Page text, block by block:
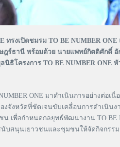
เปิดชมรม TO BE NUMBER ONE
ร์ธานี พร้อมด้วย นายแพทย์กิตติศักดิ์
ธิโครงการ TO BE NUMBER
ONE มาดำเนินการอย่างต่อเ
หวัดที่ชัดเจนขับเคลื่อนการดำเนินง
เพื่อกำหนดกลยุทธ์พัฒนางาน TO BE
นุนเยาวชนและชุมชนให้จัดกิจกรรม